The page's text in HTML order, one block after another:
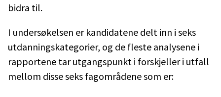
bidra til.
I undersøkelsen er kandidatene delt inn i seks
utdanningskategorier, og de fleste analysene i
rapportene tar utgangspunkt i forskjeller i utfall
mellom disse seks fagområdene som er: